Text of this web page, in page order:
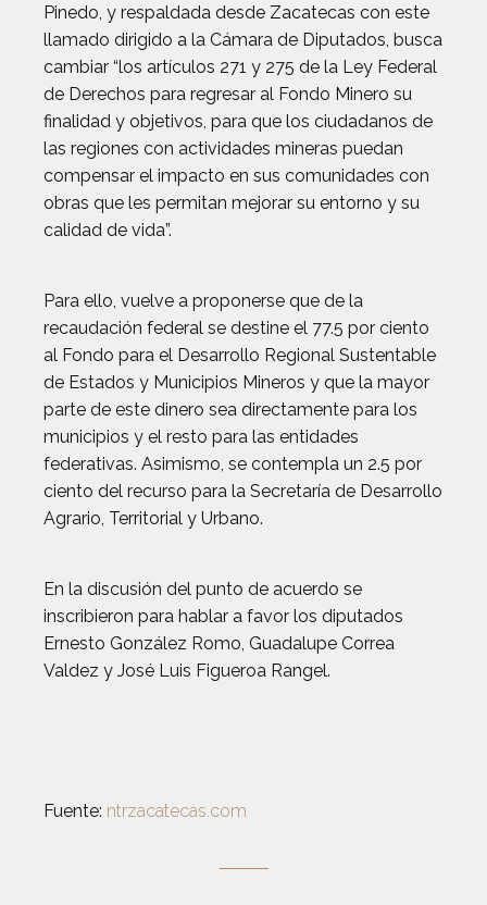
Pinedo, y respaldada desde Zacatecas con este
llamado dirigido a la Cámara de Diputados, busca
cambiar “los artículos 271 y 275 de la Ley Federal
de Derechos para regresar al Fondo Minero su
finalidad y objetivos, para que los ciudadanos de
las regiones con actividades mineras puedan
compensar el impacto en sus comunidades con
obras que les permitan mejorar su entorno y su
calidad de vida”.
Para ello, vuelve a proponerse que de la
recaudación federal se destine el 77.5 por ciento
al Fondo para el Desarrollo Regional Sustentable
de Estados y Municipios Mineros y que la mayor
parte de este dinero sea directamente para los
municipios y el resto para las entidades
federativas. Asimismo, se contempla un 2.5 por
ciento del recurso para la Secretaría de Desarrollo
Agrario, Territorial y Urbano.
En la discusión del punto de acuerdo se
inscribieron para hablar a favor los diputados
Ernesto González Romo, Guadalupe Correa
Valdez y José Luis Figueroa Rangel.
Fuente: ntrzacatecas.com